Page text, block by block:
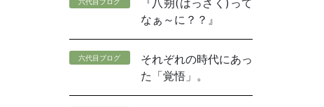
なぁ～に？？』
六代目ブログ
それぞれの時代にあっ
た「覚悟」。